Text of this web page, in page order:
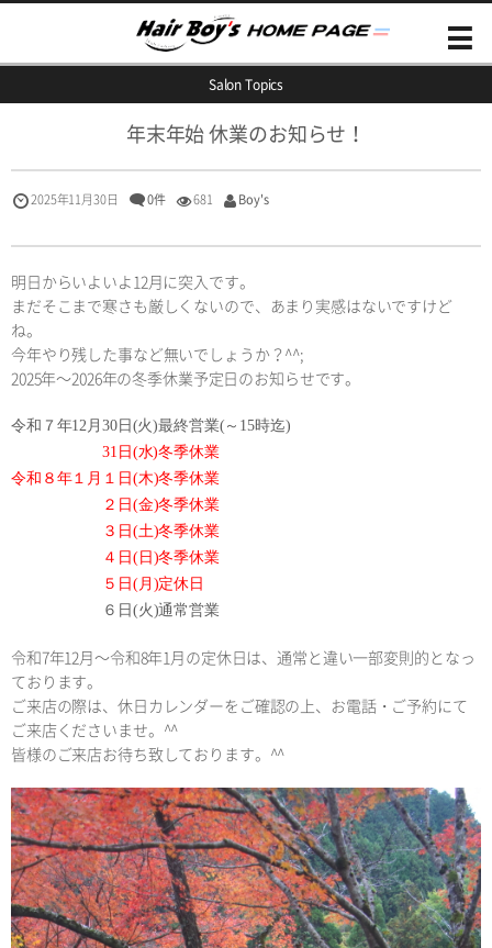
Salon Topics
年末年始 休業のお知らせ！
2025年11月30日 0件 681 Boy's
明日からいよいよ12月に突入です。
まだそこまで寒さも厳しくないので、あまり実感はないですけど
ね。
今年やり残した事など無いでしょうか？^^;
2025年～2026年の冬季休業予定日のお知らせです。
令和７年12月30日(火)最終営業(～15時迄)
31日(水)冬季休業
令和８年１月１日(木)冬季休業
２日(金)冬季休業
３日(土)冬季休業
４日(日)冬季休業
５日(月)定休日
６日(火)通常営業
令和7年12月～令和8年1月の定休日は、通常と違い一部変則的となっ
ております。
ご来店の際は、休日カレンダーをご確認の上、お電話・ご予約にて
ご来店くださいませ。^^
皆様のご来店お待ち致しております。^^